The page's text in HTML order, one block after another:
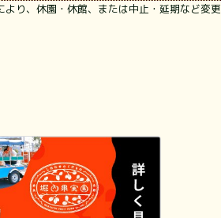
り、休園・休館、または中止・延期など変更